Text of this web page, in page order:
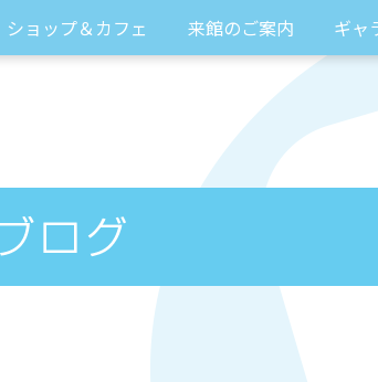
ショップ＆カフェ 来館のご案内 ギャ